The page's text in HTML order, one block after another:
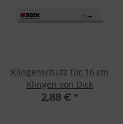
Klingenschutz für 16 cm
Klingen von Dick
2,88 € *